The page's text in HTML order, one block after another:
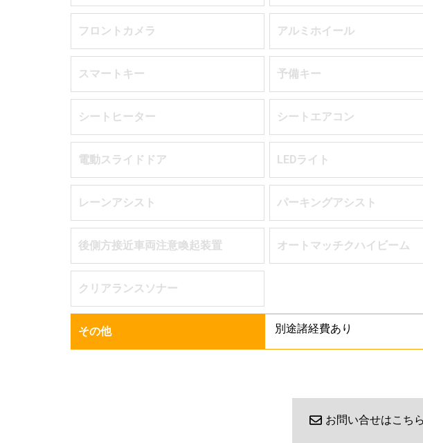
フロントカメラ アルミホイール
スマートキー 予備キー
シートヒーター シートエアコン
電動スライドドア LEDライト
レーンアシスト パーキングアシスト
後側方接近車両注意喚起装置 オートマッチクハイビーム
クリアランスソナー
その他 別途諸経費あり
お問い合せはこち